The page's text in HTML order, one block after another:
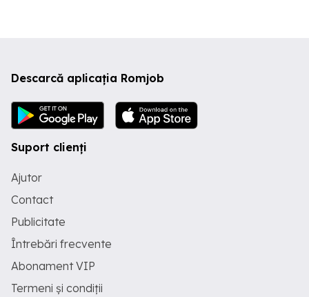
Descarcă aplicația Romjob
Suport clienți
Ajutor
Contact
Publicitate
Întrebări frecvente
Abonament VIP
Termeni și condiții